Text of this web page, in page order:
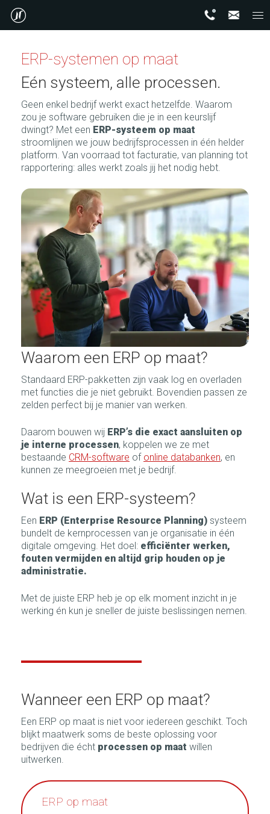
ERP-systemen op maat
Eén systeem, alle processen.
Geen enkel bedrijf werkt exact hetzelfde. Waarom
zou je software gebruiken die je in een keurslijf
dwingt? Met een ERP-systeem op maat
stroomlijnen we jouw bedrijfsprocessen in één helder
platform. Van voorraad tot facturatie, van planning tot
rapportering: alles werkt zoals jij het nodig hebt.
Waarom een ERP op maat?
Standaard ERP-pakketten zijn vaak log en overladen
met functies die je niet gebruikt. Bovendien passen ze
zelden perfect bij je manier van werken.
Daarom bouwen wij ERP’s die exact aansluiten op
je interne processen, koppelen we ze met
bestaande CRM-software of online databanken, en
kunnen ze meegroeien met je bedrijf.
Wat is een ERP-systeem?
Een ERP (Enterprise Resource Planning) systeem
bundelt de kernprocessen van je organisatie in één
digitale omgeving. Het doel: efficiënter werken,
fouten vermijden en altijd grip houden op je
administratie.
Met de juiste ERP heb je op elk moment inzicht in je
werking én kun je sneller de juiste beslissingen nemen.
Wanneer een ERP op maat?
Een ERP op maat is niet voor iedereen geschikt. Toch
blijkt maatwerk soms de beste oplossing voor
bedrijven die écht processen op maat willen
uitwerken.
ERP op maat